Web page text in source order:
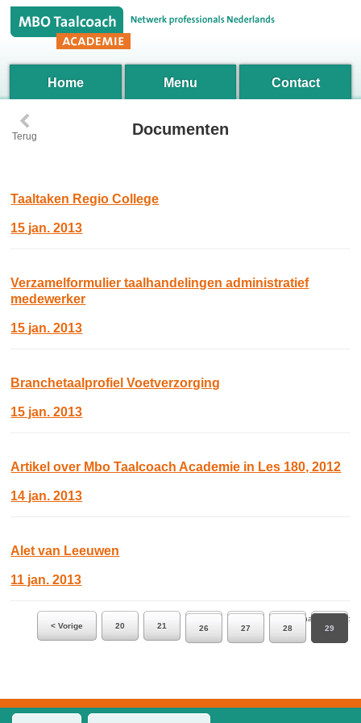
Home Menu Contact
‹
Terug Documenten
Taaltaken Regio College
15 jan. 2013
Verzamelformulier taalhandelingen administratief
medewerker
15 jan. 2013
Branchetaalprofiel Voetverzorging
15 jan. 2013
Artikel over Mbo Taalcoach Academie in Les 180, 2012
14 jan. 2013
Alet van Leeuwen
11 jan. 2013
Ga naar pagina:
< Vorige
20 21 22 23 24 25
26 27 28 29